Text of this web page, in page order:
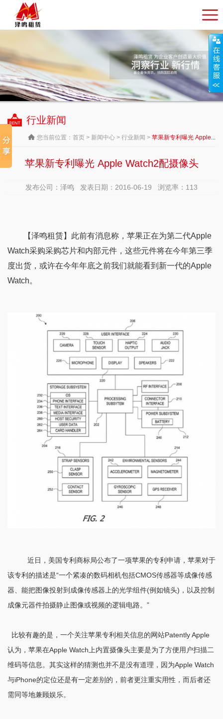
行业新闻
您当前位置： 首页 > 新闻中心 > 行业新闻 > 苹果新专利曝光 Apple...
苹果新专利曝光 Apple Watch2配摄像头
发布公司：泽鸣 发表日期：2016-06-19 浏览率： 113
【泽鸣租赁】此前有消息称，苹果正在为第二代Apple
Watch采购采购芯片和内部元件，这些元件将在今年第三季
度出货，或许在今年年底之前我们就能看到新一代的Apple
Watch。
近日，美国专利商标局公布了一项苹果的专利申请，苹果对于
该专利的描述是“一个紧凑的数码相机包括CMOS传感器等成像传感
器、能把图像投射到成像传感器上的光学组件(例如镜头)，以及控制
成像元器件拍摄静止图像或视频的逻辑电路。”
比较有趣的是，一个关注苹果专利相关信息的网站Patently Apple
认为，苹果在Apple Watch上内置摄像头主要是为了方便用户扫描二
维码等信息。其实这样的猜测也并不是没有道理，因为Apple Watch
与iPhone的定位还是有一定差别的，前者更注重实用性，而后者还
需同等地兼顾娱乐。